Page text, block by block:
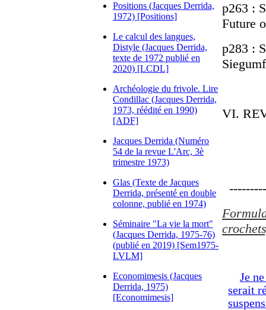
Positions (Jacques Derrida,
1972) [Positions]
Le calcul des langues,
Distyle (Jacques Derrida,
texte de 1972 publié en
2020) [LCDL]
Archéologie du frivole. Lire
Condillac (Jacques Derrida,
1973, réédité en 1990)
[ADF]
Jacques Derrida (Numéro
54 de la revue L'Arc, 3è
trimestre 1973)
Glas (Texte de Jacques
Derrida, présenté en double
colonne, publié en 1974)
Séminaire "La vie la mort"
(Jacques Derrida, 1975-76)
(publié en 2019) [Sem1975-
LVLM]
Economimesis (Jacques
Derrida, 1975)
[Economimesis]
p263 :
Future
p283 :
VI.
Je
serait